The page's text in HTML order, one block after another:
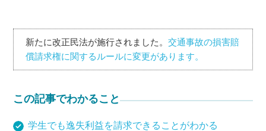
新たに改正民法が施行されました。交通事故の損害賠
償請求権に関するルールに変更があります。
この記事でわかること
学生でも逸失利益を請求できることがわかる